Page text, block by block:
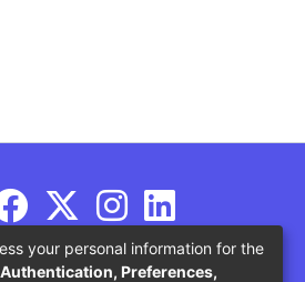
your personal information for the
Authentication, Preferences,